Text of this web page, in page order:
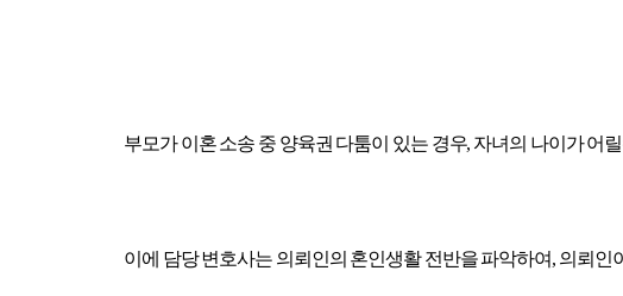
부모가 이혼 소송 중 양육권 다툼이 있는 경우, 자녀의 나이가 어
이에 담당 변호사는 의뢰인의 혼인생활 전반을 파악하여, 의뢰인